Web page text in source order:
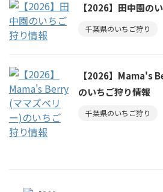
【2026】田中園の
千葉県のいちご狩り
【2026】Mama's
のいちご狩り情報
千葉県のいちご狩り